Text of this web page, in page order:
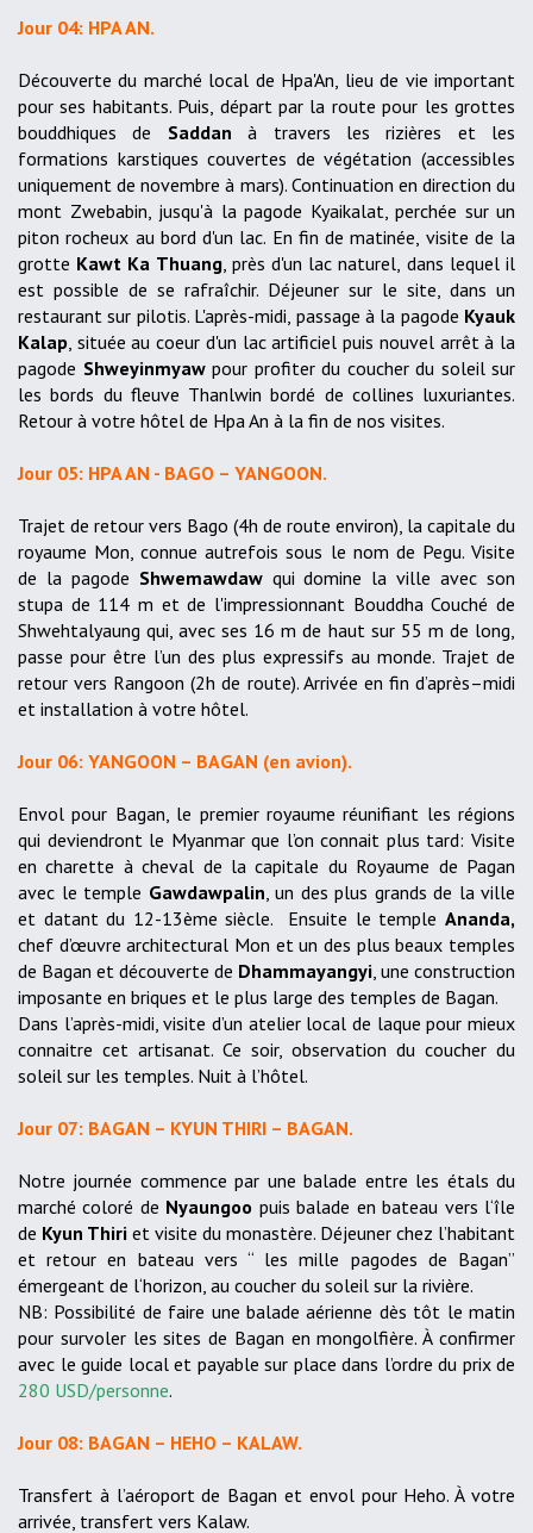
Jour 04: HPA AN.
Découverte du marché local de Hpa'An, lieu de vie important
pour ses habitants. Puis, départ par la route pour les grottes
bouddhiques de Saddan à travers les rizières et les
formations karstiques couvertes de végétation (accessibles
uniquement de novembre à mars). Continuation en direction du
mont Zwebabin, jusqu'à la pagode Kyaikalat, perchée sur un
piton rocheux au bord d'un lac. En fin de matinée, visite de la
grotte Kawt Ka Thuang, près d'un lac naturel, dans lequel il
est possible de se rafraîchir. Déjeuner sur le site, dans un
restaurant sur pilotis. L'après-midi, passage à la pagode Kyauk
Kalap, située au coeur d'un lac artificiel puis nouvel arrêt à la
pagode Shweyinmyawpour profiter du coucher du soleil sur
les bords du fleuve Thanlwin bordé de collines luxuriantes.
Retour à votre hôtel de Hpa An à la fin de nos visites.
Jour 05: HPA AN - BAGO – YANGOON.
Trajet de retour vers Bago (4h de route environ), la capitale du
royaume Mon, connue autrefois sous le nom de Pegu. Visite
de la pagode Shwemawdawqui domine la ville avec son
stupa de 114 m et de l'impressionnant Bouddha Couché de
Shwehtalyaung qui, avec ses 16 m de haut sur 55 m de long,
passe pour être l’un des plus expressifs au monde. Trajet de
retour vers Rangoon (2h de route). Arrivée en fin d’après–midi
et installation à votre hôtel.
Jour 06: YANGOON – BAGAN (en avion).
Envol pour Bagan, le premier royaume réunifiant les régions
qui deviendront le Myanmar que l’on connait plus tard: Visite
en charette à cheval de la capitale du Royaume de Pagan
avec le temple Gawdawpalin, un des plus grands de la ville
et datant du 12-13ème siècle. Ensuite le temple Ananda,
chef d’œuvre architectural Mon et un des plus beaux temples
de Bagan et découverte de Dhammayangyi, une construction
imposante en briques et le plus large des temples de Bagan.
Dans l’après-midi, visite d’un atelier local de laque pour mieux
connaitre cet artisanat. Ce soir, observation du coucher du
soleil sur les temples. Nuit à l’hôtel.
Jour 07: BAGAN – KYUN THIRI – BAGAN.
Notre journée commence par une balade entre les étals du
marché coloré de Nyaungoo puis balade en bateau vers l‘île
de Kyun Thiri et visite du monastère. Déjeuner chez l’habitant
et retour en bateau vers “ les mille pagodes de Bagan”
émergeant de l‘horizon, au coucher du soleil sur la rivière.
NB: Possibilité de faire une balade aérienne dès tôt le matin
pour survoler les sites de Bagan en mongolfière. À confirmer
avec le guide local et payable sur place dans l’ordre du prix de
280 USD/personne.
Jour 08: BAGAN – HEHO – KALAW.
Transfert à l’aéroport de Bagan et envol pour Heho. À votre
arrivée, transfert vers Kalaw.